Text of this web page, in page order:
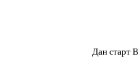
Дан старт